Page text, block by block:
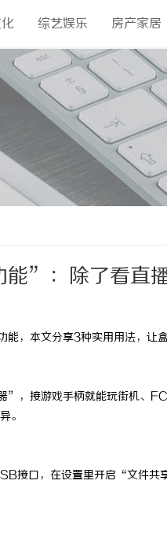
综艺娱乐 房产家居
”：除了看直
能，本文分享3种实用用法，让
” ，接游戏手柄就能玩街机、 FC
。
接口，在设置里开启 “文件共